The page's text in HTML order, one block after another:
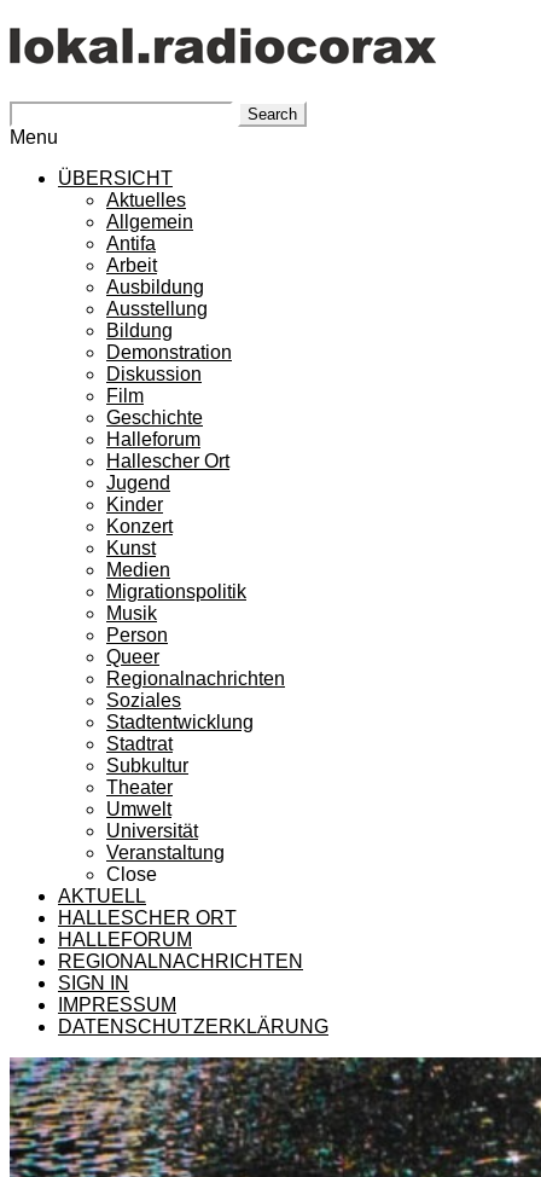
Search
Menu
ÜBERSICHT
Aktuelles
Allgemein
Antifa
Arbeit
Ausbildung
Ausstellung
Bildung
Demonstration
Diskussion
Film
Geschichte
Halleforum
Hallescher Ort
Jugend
Kinder
Konzert
Kunst
Medien
Migrationspolitik
Musik
Person
Queer
Regionalnachrichten
Soziales
Stadtentwicklung
Stadtrat
Subkultur
Theater
Umwelt
Universität
Veranstaltung
Close
AKTUELL
HALLESCHER ORT
HALLEFORUM
REGIONALNACHRICHTEN
SIGN IN
IMPRESSUM
DATENSCHUTZERKLÄRUNG